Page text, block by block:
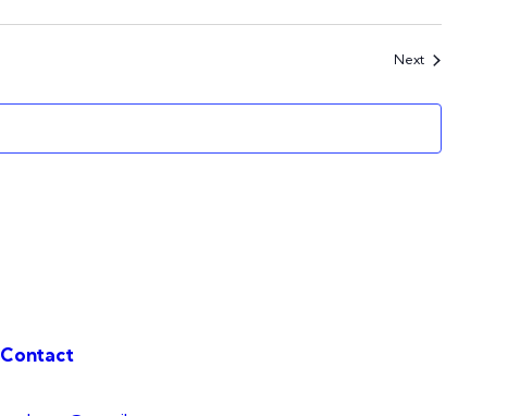
NextEvents
Contact